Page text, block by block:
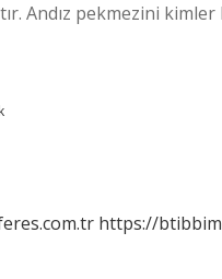
Andız pekmezini
https://